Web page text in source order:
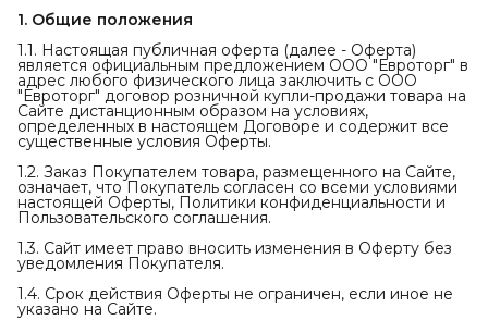
1. Общие положения
1.1. Настоящая публичная оферта (далее - Оферта)
является официальным предложением ООО "Евроторг" в
адрес любого физического лица заключить с ООО
"Евроторг" договор розничной купли-продажи товара на
Сайте дистанционным образом на условиях,
определенных в настоящем Договоре и содержит все
существенные условия Оферты.
1.2. Заказ Покупателем товара, размещенного на Сайте,
означает, что Покупатель согласен со всеми условиями
настоящей Оферты, Политики конфиденциальности и
Пользовательского соглашения.
1.3. Сайт имеет право вносить изменения в Оферту без
уведомления Покупателя.
1.4. Срок действия Оферты не ограничен, если иное не
указано на Сайте.